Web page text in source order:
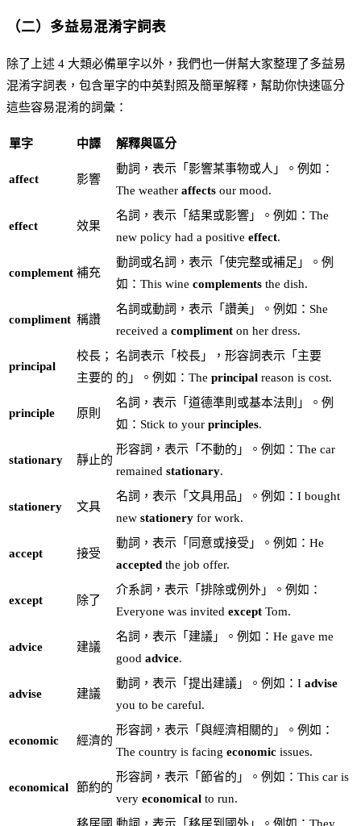
（二）多益易混淆字詞表
除了上述 4 大類必備單字以外，我們也一併幫大家整理了多益易
混淆字詞表，包含單字的中英對照及簡單解釋，幫助你快速區分
這些容易混淆的詞彙：
單字 中譯 解釋與區分
affect 影響
動詞，表示「影響某事物或人」。例如：
The weather affects our mood.
effect 效果
名詞，表示「結果或影響」。例如：The
new policy had a positive effect.
complement 補充
動詞或名詞，表示「使完整或補足」。例
如：This wine complements the dish.
compliment 稱讚
名詞或動詞，表示「讚美」。例如：She
received a compliment on her dress.
principal
校長；
主要的
名詞表示「校長」，形容詞表示「主要
的」。例如：The principal reason is cost.
principle 原則
名詞，表示「道德準則或基本法則」。例
如：Stick to your principles.
stationary 靜止的
形容詞，表示「不動的」。例如：The car
remained stationary.
stationery 文具
名詞，表示「文具用品」。例如：I bought
new stationery for work.
accept 接受
動詞，表示「同意或接受」。例如：He
accepted the job offer.
except 除了
介系詞，表示「排除或例外」。例如：
Everyone was invited except Tom.
advice 建議
名詞，表示「建議」。例如：He gave me
good advice.
advise 建議
動詞，表示「提出建議」。例如：I advise
you to be careful.
economic 經濟的
形容詞，表示「與經濟相關的」。例如：
The country is facing economic issues.
economical 節約的
形容詞，表示「節省的」。例如：This car is
very economical to run.